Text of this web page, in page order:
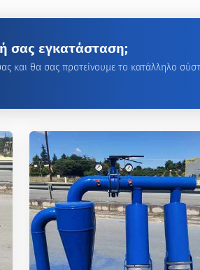
σας εγκατάσταση;
και θα σας προτείνουμε το κατάλληλο